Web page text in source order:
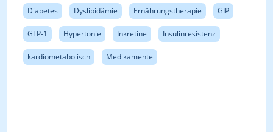
Diabetes Dyslipidämie Ernährungstherapie GIP
GLP-1 Hypertonie Inkretine Insulinresistenz
kardiometabolisch Medikamente